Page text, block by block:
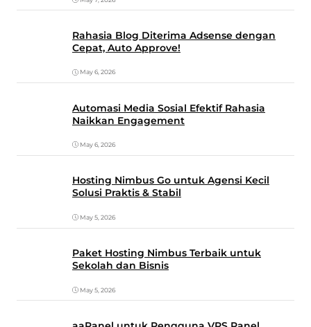
Rahasia Blog Diterima Adsense dengan
Cepat, Auto Approve!
May 6, 2026
Automasi Media Sosial Efektif Rahasia
Naikkan Engagement
May 6, 2026
Hosting Nimbus Go untuk Agensi Kecil
Solusi Praktis & Stabil
May 5, 2026
Paket Hosting Nimbus Terbaik untuk
Sekolah dan Bisnis
May 5, 2026